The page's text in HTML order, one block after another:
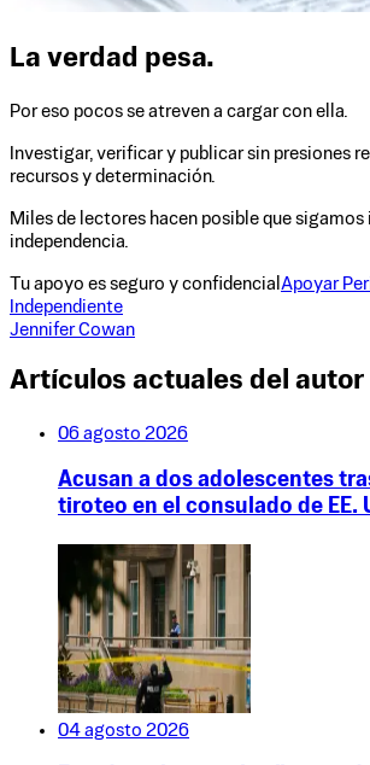
La verdad pesa.
Por eso pocos se atreven a cargar con ella.
Investigar, verificar y publicar sin presiones
recursos y determinación.
Miles de lectores hacen posible que
independencia.
Tu apoyo es seguro y confidencial Apoyar
Independiente
Jennifer Cowan
Artículos actuales del autor
06 agosto 2026
Acusan a dos adolescentes
tiroteo en el consulado de EE.
04 agosto 2026